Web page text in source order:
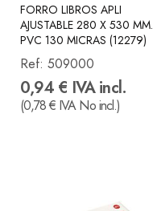
FORRO LIBROS APLI
AJUSTABLE 280 X 530 MM.
PVC 130 MICRAS (12279)
Ref: 509000
0,94 € IVA incl.
(0,78 € IVA No incl.)